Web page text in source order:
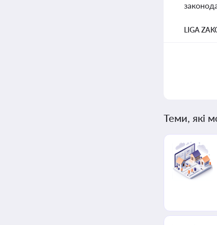
LIGA
Теми, які